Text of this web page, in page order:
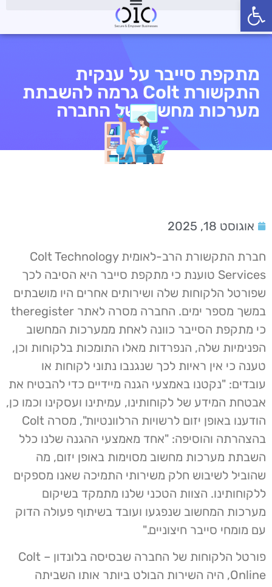
פתח סרגל נגישות
מתקפת סייבר על ענקית
התקשורת Colt גרמה להשבתת
מערכות מחשוב של החברה
אוגוסט 18, 2025
חברת התקשורת הרב-לאומית Colt Technology
Services טוענת כי מתקפת סייבר היא הסיבה לכך
שפורטל הלקוחות שלה ושירותים אחרים היו מושבתים
במשך מספר ימים. החברה מסרה לאתר theregister
כי מתקפת הסייבר כוונה לאחת ממערכות המחשוב
הפנימיות שלה, הנפרדות מאלו התומכות בלקוחות וכן,
טענה כי אין ראיות לכך שנגנבו נתוני לקוחות או
עובדים: "נקטנו באמצעי הגנה מיידיים כדי להבטיח את
אבטחת המידע של לקוחותינו, עמיתינו ועסקינו וכמו כן,
הודענו באופן יזום לרשויות הרלוונטיות", מסרה Colt
בהצהרתה והוסיפה: "אחד מאמצעי ההגנה שלנו כלל
השבתת מערכות מחשוב מסוימות באופן יזום, מה
שהוביל לשיבוש חלק משירותי התמיכה שאנו מספקים
ללקוחותינו. הצוות הטכני שלנו מתמקד בשיקום
מערכות המחשוב שנפגעו ועובד בשיתוף פעולה הדוק
עם מומחי סייבר חיצוניים."
פורטל הלקוחות של החברה שבסיסה בלונדון – Colt
Online, היה השירות הבולט ביותר אותו השביתה